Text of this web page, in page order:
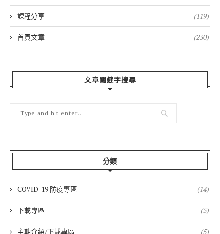
課程分享 (119)
首頁文章 (230)
文章關鍵字搜尋
分類
COVID-19 防疫專區 (14)
下載專區 (5)
主軸介紹/下載專區 (5)